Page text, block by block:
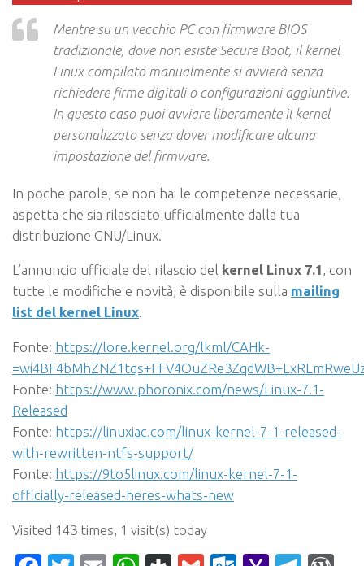
Mentre su un vecchio PC con firmware BIOS
tradizionale, dove non esiste Secure Boot, il kernel
Linux compilato manualmente si avvierà senza
richiedere firme digitali o configurazioni aggiuntive.
In questo caso puoi avviare liberamente il kernel
personalizzato senza dover modificare alcuna
impostazione del firmware.
In poche parole, se non hai le competenze necessarie,
aspetta che sia rilasciato ufficialmente dalla tua
distribuzione GNU/Linux.
L’annuncio ufficiale del rilascio del kernel Linux 7.1, con
tutte le modifiche e novità, è disponibile sulla mailing
list del kernel Linux.
Fonte: https://lore.kernel.org/lkml/CAHk-
Fonte: https://www.phoronix.com/news/Linux-7.1-
Released
Fonte: https://linuxiac.com/linux-kernel-7-1-released-
with-rewritten-ntfs-support/
Fonte: https://9to5linux.com/linux-kernel-7-1-
officially-released-heres-whats-new
Visited 143 times, 1 visit(s) today